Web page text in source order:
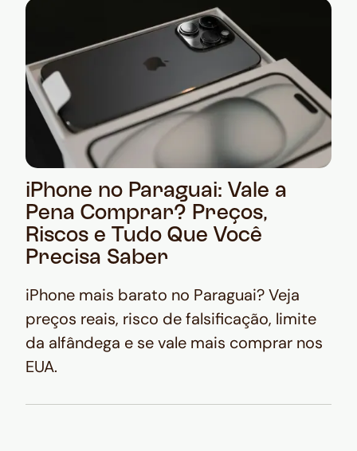
iPhone no Paraguai: Vale a
Pena Comprar? Preços,
Riscos e Tudo Que Você
Precisa Saber
iPhone mais barato no Paraguai? Veja
preços reais, risco de falsificação, limite
da alfândega e se vale mais comprar nos
EUA.